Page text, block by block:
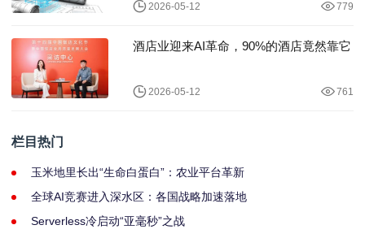
2026-05-12 779
酒店业迎来AI革命，90%的酒店竟然靠它
2026-05-12 761
栏目热门
玉米地里长出“生命白蛋白”：农业平台革新
全球AI竞赛进入深水区：各国战略加速落地
Serverless冷启动“亚毫秒”之战